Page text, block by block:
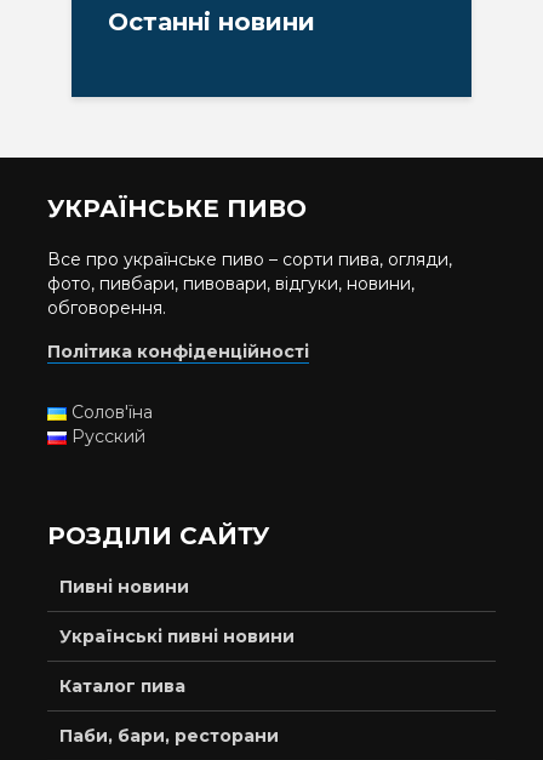
Останні новини
УКРАЇНСЬКЕ ПИВО
Все про українське пиво – сорти пива, огляди,
фото, пивбари, пивовари, відгуки, новини,
обговорення.
Політика конфіденційності
Солов'їна
Русский
РОЗДІЛИ САЙТУ
Пивні новини
Українські пивні новини
Каталог пива
Паби, бари, ресторани